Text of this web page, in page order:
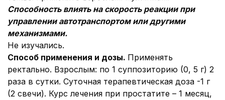
Способность влиять на скорость реакции при
управлении автотранспортом или другими
механизмами.
Не изучались.
Способ применения и дозы. Применять
ректально. Взрослым: по 1 суппозиторию (0, 5 г) 2
раза в сутки. Суточная терапевтическая доза -1 г
(2 свечи). Курс лечения при простатите – 1 месяц,